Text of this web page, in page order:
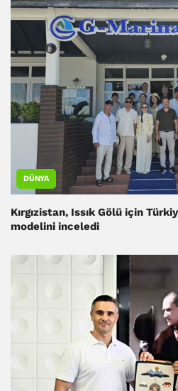
DÜNYA
Kırgızistan, Issık Gölü için
modelini inceledi